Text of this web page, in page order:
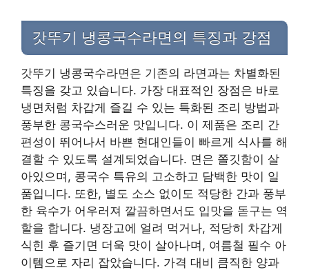
갓뚜기 냉콩국수라면의 특징과 강점
갓뚜기 냉콩국수라면은 기존의 라면과는 차별화된
특징을 갖고 있습니다. 가장 대표적인 장점은 바로
냉면처럼 차갑게 즐길 수 있는 특화된 조리 방법과
풍부한 콩국수스러운 맛입니다. 이 제품은 조리 간
편성이 뛰어나서 바쁜 현대인들이 빠르게 식사를 해
결할 수 있도록 설계되었습니다. 면은 쫄깃함이 살
아있으며, 콩국수 특유의 고소하고 담백한 맛이 일
품입니다. 또한, 별도 소스 없이도 적당한 간과 풍부
한 육수가 어우러져 깔끔하면서도 입맛을 돋구는 역
할을 합니다. 냉장고에 얼려 먹거나, 적당히 차갑게
식힌 후 즐기면 더욱 맛이 살아나며, 여름철 필수 아
이템으로 자리 잡았습니다. 가격 대비 큼직한 양과